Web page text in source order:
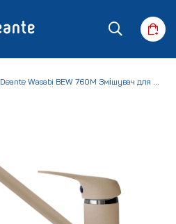
Deante Wasabi BEW 760M Змішувач для кухні